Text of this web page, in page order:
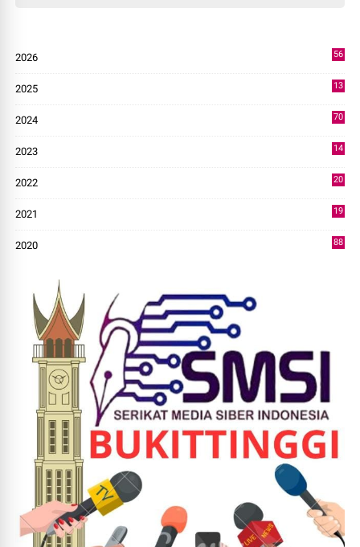
2026
56
2025
13
2024
70
2023
14
2022
20
2021
19
2020
88